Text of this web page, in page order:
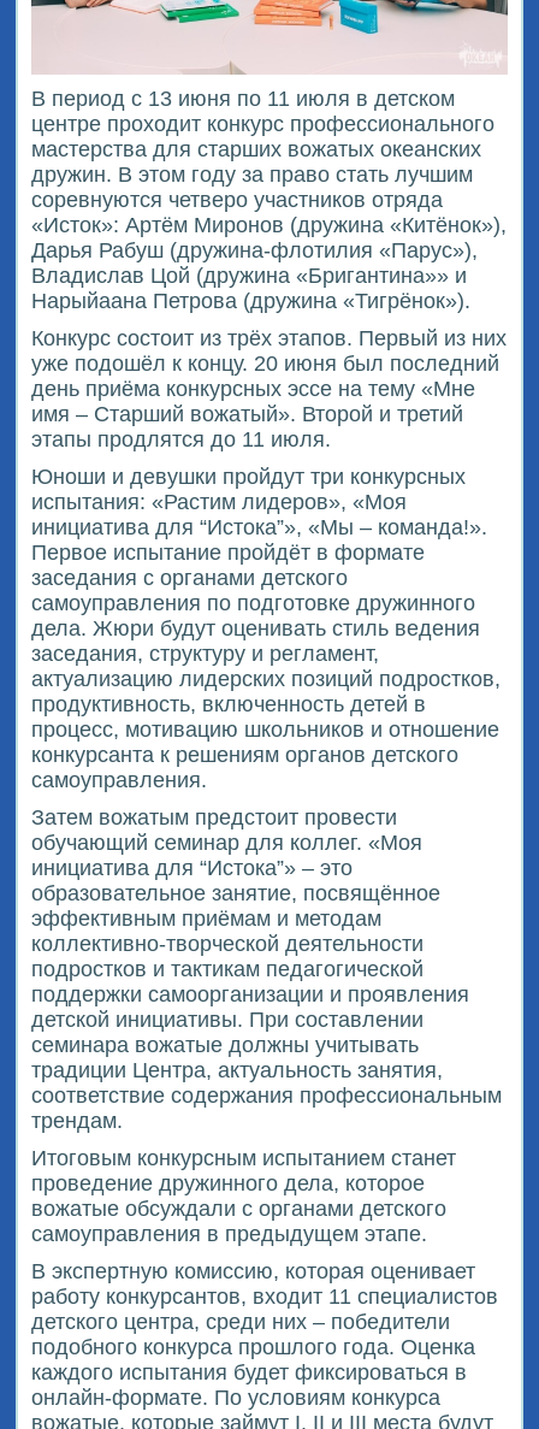
В период с 13 июня по 11 июля в детском
центре проходит конкурс профессионального
мастерства для старших вожатых океанских
дружин. В этом году за право стать лучшим
соревнуются четверо участников отряда
«Исток»: Артём Миронов (дружина «Китёнок»),
Дарья Рабуш (дружина-флотилия «Парус»),
Владислав Цой (дружина «Бригантина»» и
Нарыйаана Петрова (дружина «Тигрёнок»).
Конкурс состоит из трёх этапов. Первый из них
уже подошёл к концу. 20 июня был последний
день приёма конкурсных эссе на тему «Мне
имя – Старший вожатый». Второй и третий
этапы продлятся до 11 июля.
Юноши и девушки пройдут три конкурсных
испытания: «Растим лидеров», «Моя
инициатива для “Истока”», «Мы – команда!».
Первое испытание пройдёт в формате
заседания с органами детского
самоуправления по подготовке дружинного
дела. Жюри будут оценивать стиль ведения
заседания, структуру и регламент,
актуализацию лидерских позиций подростков,
продуктивность, включенность детей в
процесс, мотивацию школьников и отношение
конкурсанта к решениям органов детского
самоуправления.
Затем вожатым предстоит провести
обучающий семинар для коллег. «Моя
инициатива для “Истока”» – это
образовательное занятие, посвящённое
эффективным приёмам и методам
коллективно-творческой деятельности
подростков и тактикам педагогической
поддержки самоорганизации и проявления
детской инициативы. При составлении
семинара вожатые должны учитывать
традиции Центра, актуальность занятия,
соответствие содержания профессиональным
трендам.
Итоговым конкурсным испытанием станет
проведение дружинного дела, которое
вожатые обсуждали с органами детского
самоуправления в предыдущем этапе.
В экспертную комиссию, которая оценивает
работу конкурсантов, входит 11 специалистов
детского центра, среди них – победители
подобного конкурса прошлого года. Оценка
каждого испытания будет фиксироваться в
онлайн-формате. По условиям конкурса
вожатые, которые займут I. II и III места будут